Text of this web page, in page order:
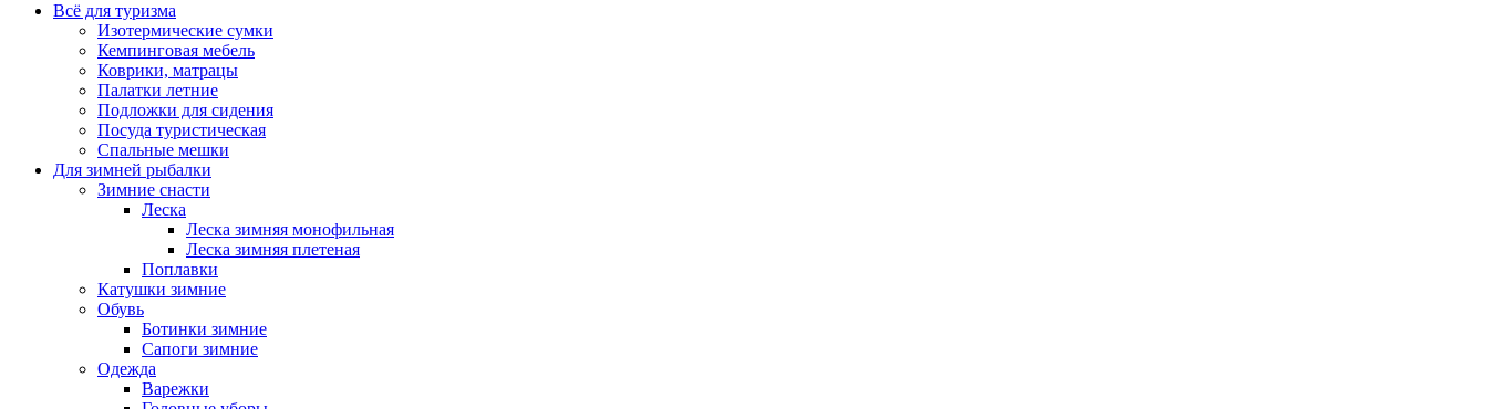
Всё для туризма
Изотермические сумки
Кемпинговая мебель
Коврики, матрацы
Палатки летние
Подложки для сидения
Посуда туристическая
Спальные мешки
Для зимней рыбалки
Зимние снасти
Леска
Леска зимняя монофильная
Леска зимняя плетеная
Поплавки
Катушки зимние
Обувь
Ботинки зимние
Сапоги зимние
Одежда
Варежки